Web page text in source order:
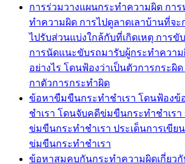
การร่วมวางแผนกระทำความผิด กา
ทำความผิด การไปดูลาดเลาบ้านที่จะ
ไปรับส่วนแบ่งใกล้กับที่เกิดเหตุ การขั
การนัดแนะขับรถมารับผู้กระทำควา
อย่างไร โดนฟ้องว่าเป็นตัวการกระผิ
กาตัวการกระทำผิด
ข้อหาขืมขืนกระทำชำเรา โดนฟ้อง
ชำเรา โดนจับคดีข่มขืนกระทำชำเร
ข่มขืนกระทำชำเรา ประเด็นการเขี
ข่มขืนกระทำชำเรา
ข้อหาสมคบกันกระทำความผิดเกี่ยวกั